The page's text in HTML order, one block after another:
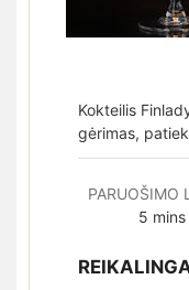
Kokteilis
gėrimas,
PARUOŠIMO
5 mins